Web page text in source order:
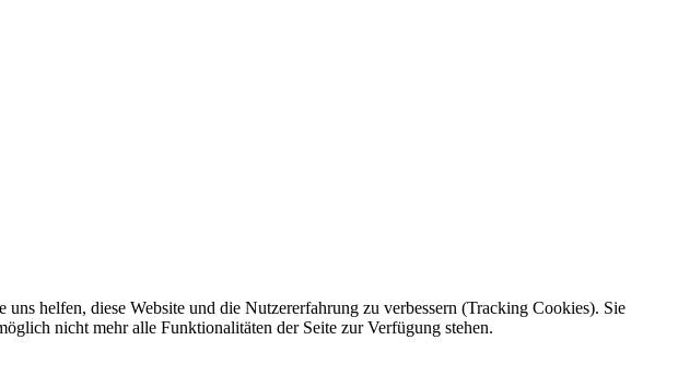
helfen, diese Website und die Nutzererfahrung zu verbessern (Tracking Cookies). Sie
nicht mehr alle Funktionalitäten der Seite zur Verfügung stehen.